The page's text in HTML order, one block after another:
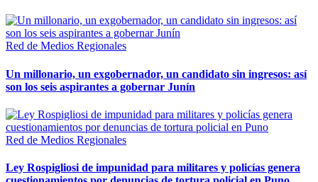
Red de Medios Regionales
Un millonario, un exgobernador, un candidato sin ingresos: así
son los seis aspirantes a gobernar Junín
Red de Medios Regionales
Ley Rospigliosi de impunidad para militares y policías genera